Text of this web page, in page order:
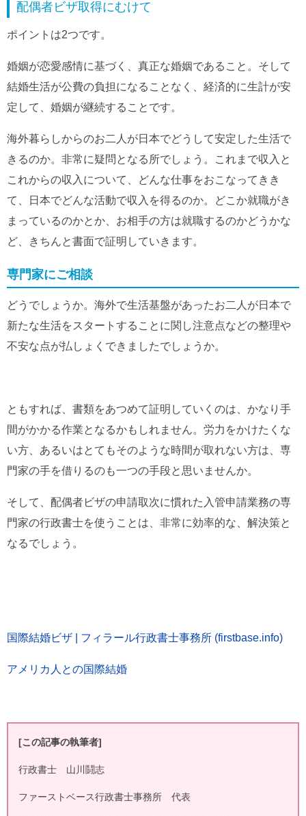
配偶者ビザ取得にむけて
ポイントは2つです。
婚姻が恋愛感情に基づく、真正な婚姻であること。そして
結婚生活が公費の負担になることなく、経済的に生計が安
定して、婚姻が継続することです。
海外暮らしからのお二人が日本でどうして安定した生活で
きるのか。非常に疑問となる所でしょう。これまで収入と
これからの収入について、どんな仕事をおこなってきき
て、日本でどんな活動で収入を得るのか。どこか就職がき
まっているのかとか、お相手の方は就職するのかどうかな
ど、きちんと書面で証明していきます。
専門家にご相談
どうでしょうか。海外で生活基盤があったお二人が日本で
新たな生活をスタートすることに関し注意点などの整理や
不安な点が払しょくできましたでしょうか。
ともすれば、書類をあつめて証明していくのは、かなり手
間がかかる作業となるかもしれません。労力をかけたくな
い方、あるいはとてもそのような時間が取れない方は、専
門家の手を借りるのも一つの手段と思いませんか。
そして、配偶者ビザの申請取次に慣れた入管申請業務の専
門家の行政書士を使うことは、非常に効率的な、解決策と
なるでしょう。
国際結婚ビザ | フィラール行政書士事務所 (firstbase.info)
アメリカ人との国際結婚
[この記事の執筆者]
行政書士 山川鬪志
ファーストベース行政書士事務所 代表